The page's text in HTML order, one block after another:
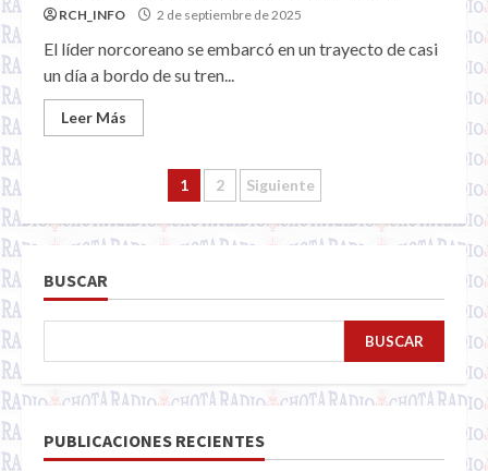
RCH_INFO 2 de septiembre de 2025
El líder norcoreano se embarcó en un trayecto de casi
un día a bordo de su tren...
Leer Más
Paginación
de
1 2 Siguiente
BUSCAR
BUSCAR
PUBLICACIONES RECIENTES